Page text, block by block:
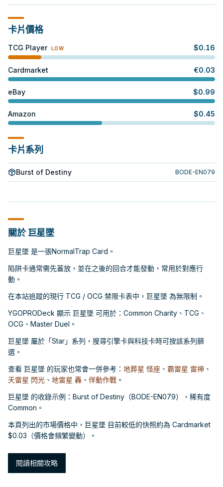
卡片價格
TCG Player LOW $0.16
Cardmarket €0.03
eBay $0.99
Amazon $0.45
卡片系列
Burst of Destiny BODE-EN079
關於 巨星墜
巨星墜 是一張NormalTrap Card。
陷阱卡通常需先蓋放，並在之後的回合才能發動，常用於對應行
動。
在本站追蹤的現行 TCG / OCG 禁限卡表中，巨星墜 為無限制。
YGOPRODeck 顯示 巨星墜 可用於：Common Charity、TCG、
OCG、Master Duel。
巨星墜 屬於「Star」系列，搜尋引擎卡與科技卡時可按該系列篩
選。
查看 巨星墜 的玩家也常會一併參考： 地葬星 怪座 、 霸雷星 雷神 、
天雷星 閃光 、 地雷星 轟 、 佯動作戰 。
巨星墜 的收錄示例：Burst of Destiny（BODE-EN079），稀有度
Common。
本頁列出的市場價格中，巨星墜 目前較低的快照約為 Cardmarket
$0.03（價格會頻繁變動）。
閱讀相關攻略